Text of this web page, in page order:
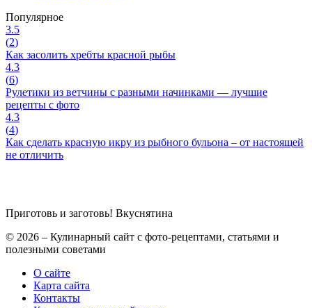
Популярное
3.5
(2)
Как засолить хребты красной рыбы
4.3
(6)
Рулетики из ветчины с разными начинками — лучшие
рецепты с фото
4.3
(4)
Как сделать красную икру из рыбного бульона – от настоящей
не отличить
Приготовь и заготовь! Вкуснятина
© 2026 – Кулинарный сайт с фото-рецептами, статьями и
полезными советами
О сайте
Карта сайта
Контакты